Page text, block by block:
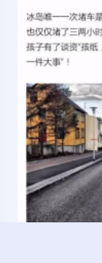
夜间模式